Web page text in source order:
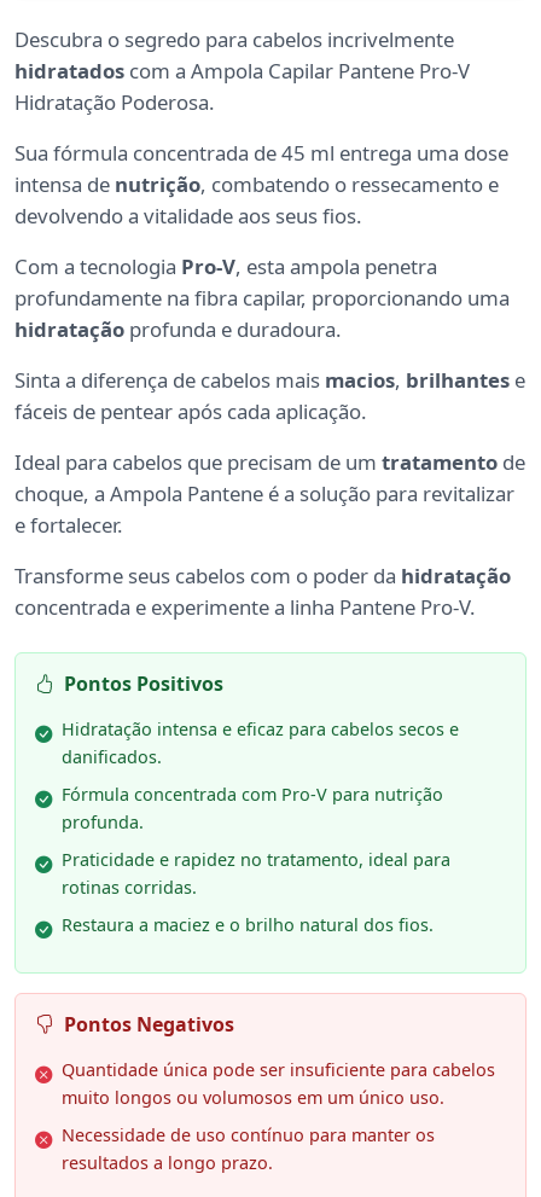
Descubra o segredo para cabelos incrivelmente
hidratados com a Ampola Capilar Pantene Pro-V
Hidratação Poderosa.
Sua fórmula concentrada de 45 ml entrega uma dose
intensa de nutrição, combatendo o ressecamento e
devolvendo a vitalidade aos seus fios.
Com a tecnologia Pro-V, esta ampola penetra
profundamente na fibra capilar, proporcionando uma
hidratação profunda e duradoura.
Sinta a diferença de cabelos mais macios, brilhantes e
fáceis de pentear após cada aplicação.
Ideal para cabelos que precisam de um tratamento de
choque, a Ampola Pantene é a solução para revitalizar
e fortalecer.
Transforme seus cabelos com o poder da hidratação
concentrada e experimente a linha Pantene Pro-V.
Pontos Positivos
Hidratação intensa e eficaz para cabelos secos e
danificados.
Fórmula concentrada com Pro-V para nutrição
profunda.
Praticidade e rapidez no tratamento, ideal para
rotinas corridas.
Restaura a maciez e o brilho natural dos fios.
Pontos Negativos
Quantidade única pode ser insuficiente para cabelos
muito longos ou volumosos em um único uso.
Necessidade de uso contínuo para manter os
resultados a longo prazo.